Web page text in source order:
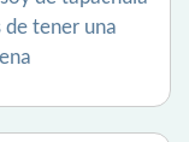
de tener una